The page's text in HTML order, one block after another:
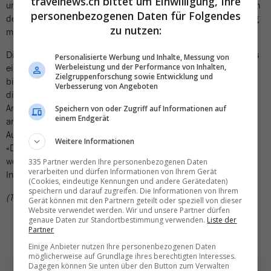
unter Berücksichtigung der zunehmenden Digitalisierung auch in
den individuellen Kommunikationsfähigkeiten und dem Umgang
mit neuen Medien gefördert.
Die EHL Hotelfachschule Passugg bietet den HoKo-Lehrgang als
einzige Schule in einem schulisch organisierten Modell an und
bildet somit einen grossen Teil der Lernenden in der Schweiz in
diesem neuen Beruf aus. Dabei gilt: «Kein Abschluss ohne
Anschluss» – die HoKo Absolventinnen und Absolventen können
an die EHL Hotelfachschule Passugg zurückkehren, um ihre
Ausbildung mittels des verkürzten HF-Studiengangs zur/zum
«Dipl. Hoteliere-Gastronomin / Hotelier-Gastronom»
weiterzuverfolgen und im Anschluss mit dem EHL Bachelor in
International Hospitality Management zu vertiefen.
(TN)
personenbezogenen Daten für Folgendes
zu nutzen:
Personalisierte Werbung und Inhalte, Messung von
Werbeleistung und der Performance von Inhalten,
Zielgruppenforschung sowie Entwicklung und
Verbesserung von Angeboten
Speichern von oder Zugriff auf Informationen auf
einem Endgerät
Weitere Informationen
335 Partner werden Ihre personenbezogenen Daten
verarbeiten und dürfen Informationen von Ihrem Gerät
(Cookies, eindeutige Kennungen und andere Gerätedaten)
speichern und darauf zugreifen. Die Informationen von Ihrem
Gerät können mit den Partnern geteilt oder speziell von dieser
Website verwendet werden. Wir und unsere Partner dürfen
genaue Daten zur Standortbestimmung verwenden. Liste der
Partner
Einige Anbieter nutzen Ihre personenbezogenen Daten
möglicherweise auf Grundlage ihres berechtigten Interesses.
Dagegen können Sie unten über den Button zum Verwalten